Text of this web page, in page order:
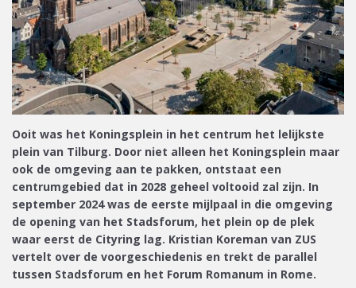
Ooit was het Koningsplein in het centrum het lelijkste
plein van Tilburg. Door niet alleen het Koningsplein maar
ook de omgeving aan te pakken, ontstaat een
centrumgebied dat in 2028 geheel voltooid zal zijn. In
september 2024 was de eerste mijlpaal in die omgeving
de opening van het Stadsforum, het plein op de plek
waar eerst de Cityring lag. Kristian Koreman van ZUS
vertelt over de voorgeschiedenis en trekt de parallel
tussen Stadsforum en het Forum Romanum in Rome.